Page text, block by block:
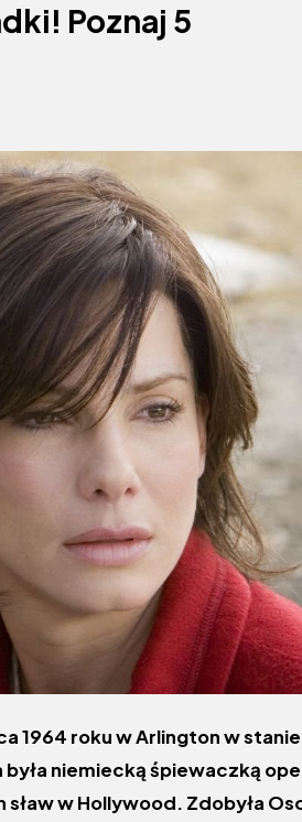
Poznaj 5
1964 roku w Arlington w stanie
niemiecką śpiewaczką
w Hollywood. Zdobyła